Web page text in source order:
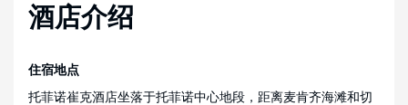
酒店介绍
住宿地点
托菲诺崔克酒店坐落于托菲诺中心地段，距离麦肯齐海滩和切